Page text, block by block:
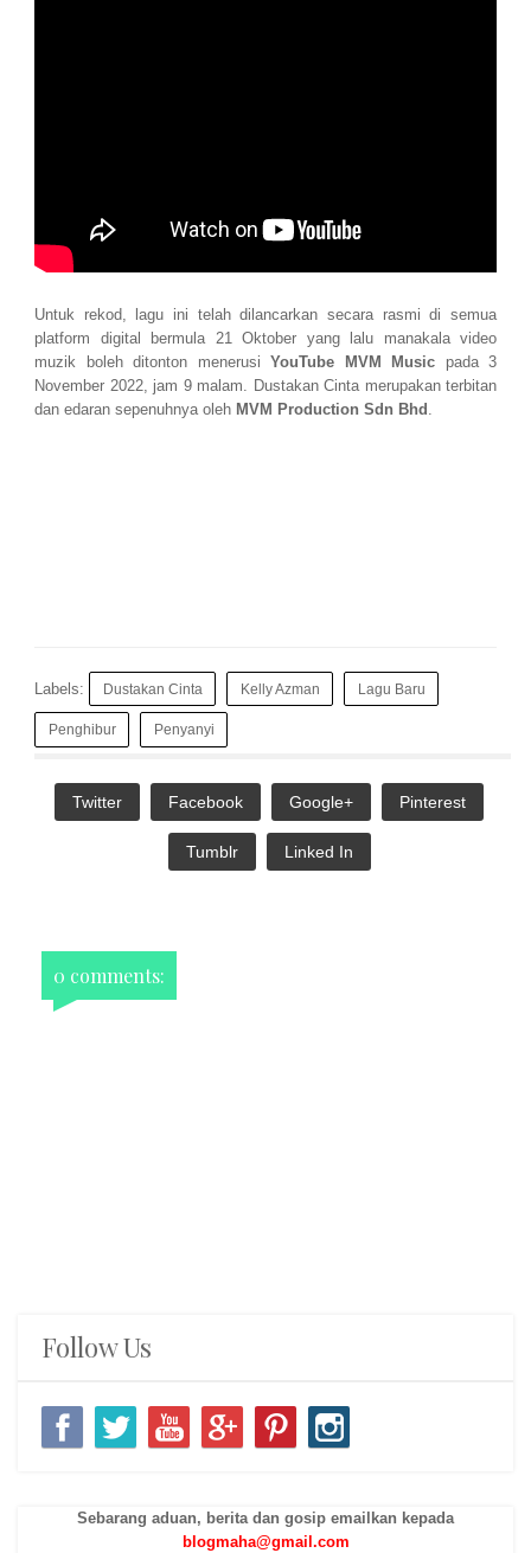
Untuk rekod, lagu ini telah dilancarkan secara rasmi di semua
platform digital bermula 21 Oktober yang lalu manakala video
muzik boleh ditonton menerusi YouTube MVM Music pada 3
November 2022, jam 9 malam. Dustakan Cinta merupakan terbitan
dan edaran sepenuhnya oleh MVM Production Sdn Bhd
Labels: Dustakan Cinta Kelly Azman Lagu Baru
Penghibur Penyanyi
Twitter Facebook Google+ Pinterest
Tumblr Linked In
0 comments:
Follow Us
Sebarang aduan, berita dan gosip emailkan kepada
blogmaha@gmail.com